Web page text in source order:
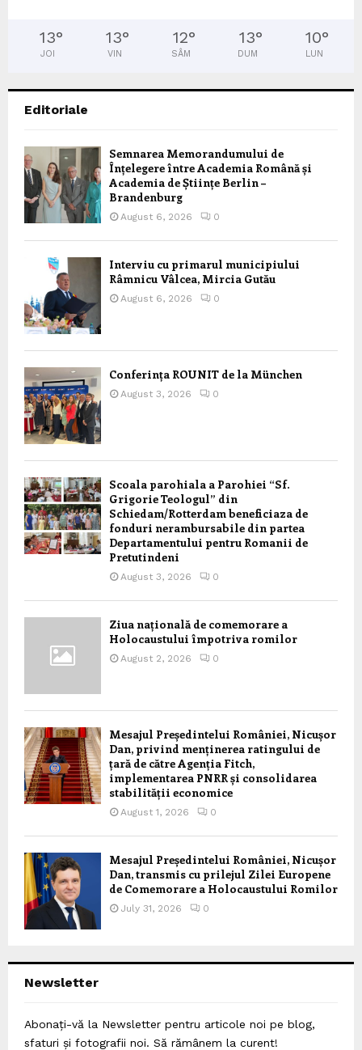
13°
JOI
13°
VIN
12°
SÂM
13°
DUM
10°
LUN
Editoriale
Semnarea Memorandumului de
Înțelegere între Academia Română și
Academia de Științe Berlin –
Brandenburg
August 6, 2026 0
Interviu cu primarul municipiului
Râmnicu Vâlcea, Mircia Gutău
August 6, 2026 0
Conferința ROUNIT de la München
August 3, 2026 0
Scoala parohiala a Parohiei “Sf.
Grigorie Teologul” din
Schiedam/Rotterdam beneficiaza de
fonduri nerambursabile din partea
Departamentului pentru Romanii de
Pretutindeni
August 3, 2026 0
Ziua națională de comemorare a
Holocaustului împotriva romilor
August 2, 2026 0
Mesajul Președintelui României, Nicușor
Dan, privind menținerea ratingului de
țară de către Agenția Fitch,
implementarea PNRR și consolidarea
stabilității economice
August 1, 2026 0
Mesajul Președintelui României, Nicușor
Dan, transmis cu prilejul Zilei Europene
de Comemorare a Holocaustului Romilor
July 31, 2026 0
Newsletter
Abonați-vă la Newsletter pentru articole noi pe blog,
sfaturi și fotografii noi. Să rămânem la curent!